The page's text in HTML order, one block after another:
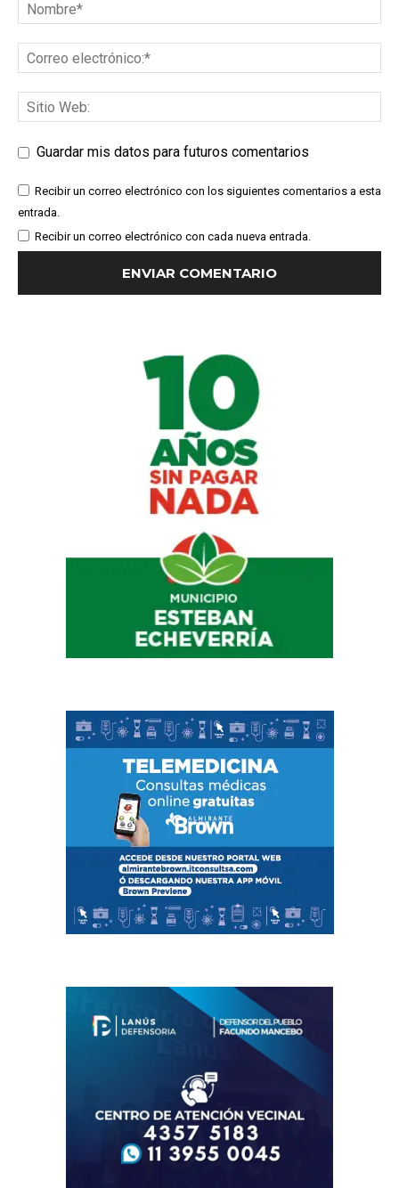
Guardar mis datos para futuros comentarios
Recibir un correo electrónico con los siguientes comentarios a esta
entrada.
Recibir un correo electrónico con cada nueva entrada.